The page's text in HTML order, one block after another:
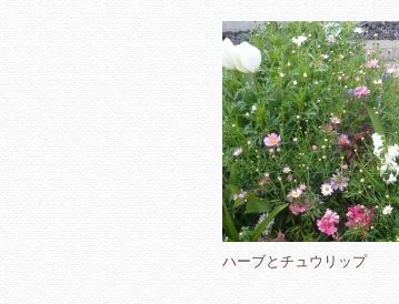
ハーブとチュウリップ